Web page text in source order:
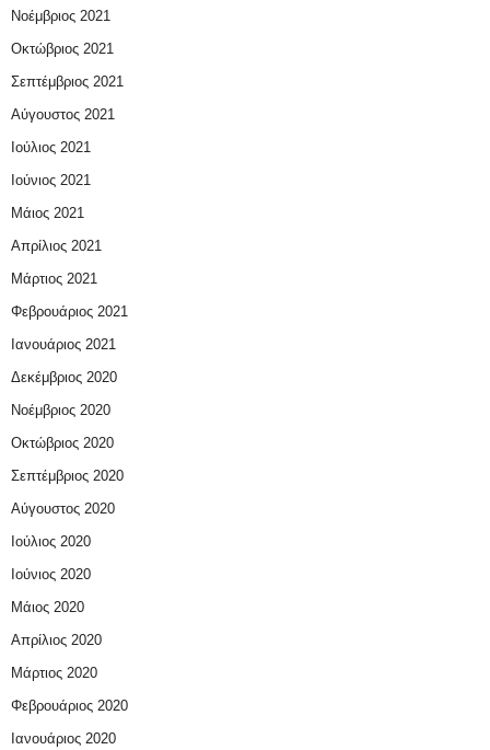
Νοέμβριος 2021
Οκτώβριος 2021
Σεπτέμβριος 2021
Αύγουστος 2021
Ιούλιος 2021
Ιούνιος 2021
Μάιος 2021
Απρίλιος 2021
Μάρτιος 2021
Φεβρουάριος 2021
Ιανουάριος 2021
Δεκέμβριος 2020
Νοέμβριος 2020
Οκτώβριος 2020
Σεπτέμβριος 2020
Αύγουστος 2020
Ιούλιος 2020
Ιούνιος 2020
Μάιος 2020
Απρίλιος 2020
Μάρτιος 2020
Φεβρουάριος 2020
Ιανουάριος 2020